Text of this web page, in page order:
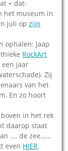
+ dat-
het museum in
in juli opzijn
ophalen: Jaap
RockArt
een jaar
Zij
van het
En zo hoort
in het rek
daarop staat
…. de zee……
even HIER.